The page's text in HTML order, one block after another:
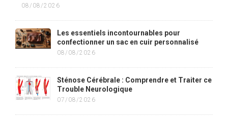
08/08/2026
Les essentiels incontournables pour
confectionner un sac en cuir personnalisé
08/08/2026
Sténose Cérébrale : Comprendre et Traiter ce
Trouble Neurologique
07/08/2026